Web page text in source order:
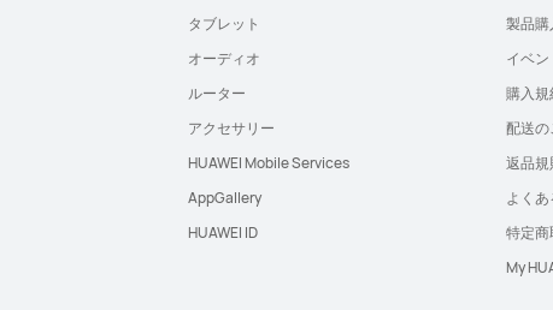
タブレット
オーディオ
ルーター
アクセサリー
HUAWEI Mobile Services
AppGallery
HUAWEI ID
製品購
イベ
購入規
配送の
返品規
よく
特定
My